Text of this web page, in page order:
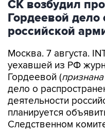
СК возбудил
Гордеевой дело
российской
Москва. 7 августа.
уехавшей из РФ
Гордеевой (
дело о
деятельности
планируется
Следственном